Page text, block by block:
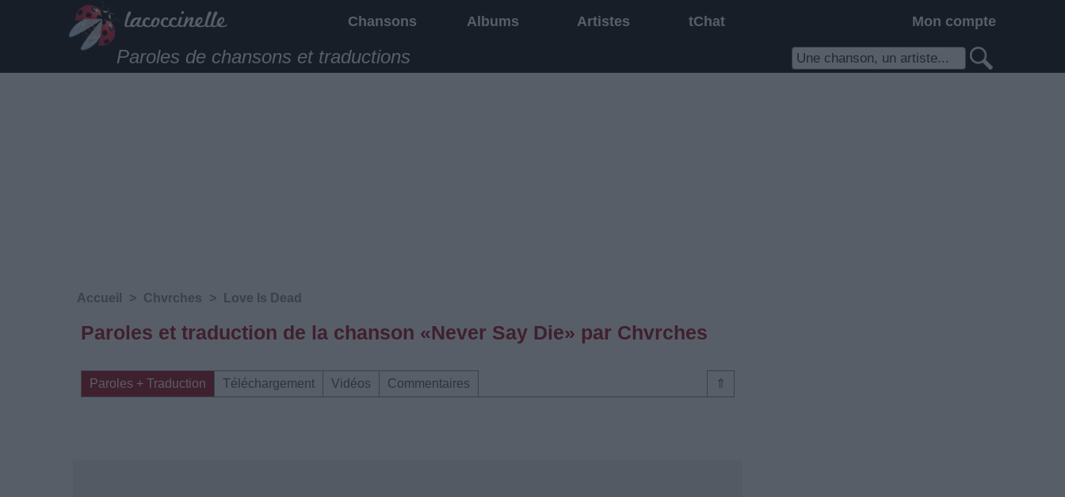
Chansons Albums Artistes tChat Mon compte
Paroles de chansons et traductions
Accueil > Chvrches > Love Is Dead
Paroles et traduction de la chanson «Never Say Die» par Chvrches
⇑
Paroles + Traduction Téléchargement Vidéos Commentaires